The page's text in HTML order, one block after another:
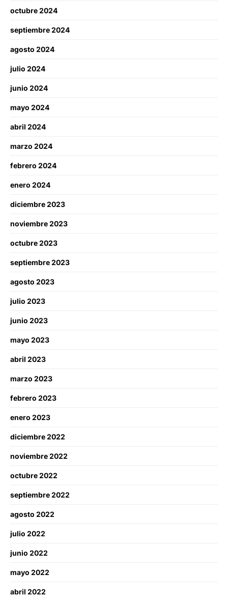
octubre 2024
septiembre 2024
agosto 2024
julio 2024
junio 2024
mayo 2024
abril 2024
marzo 2024
febrero 2024
enero 2024
diciembre 2023
noviembre 2023
octubre 2023
septiembre 2023
agosto 2023
julio 2023
junio 2023
mayo 2023
abril 2023
marzo 2023
febrero 2023
enero 2023
diciembre 2022
noviembre 2022
octubre 2022
septiembre 2022
agosto 2022
julio 2022
junio 2022
mayo 2022
abril 2022